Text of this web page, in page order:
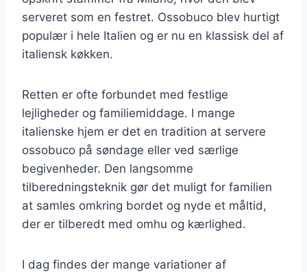
serveret som en festret. Ossobuco blev hurtigt
populær i hele Italien og er nu en klassisk del af
italiensk køkken.
Retten er ofte forbundet med festlige
lejligheder og familiemiddage. I mange
italienske hjem er det en tradition at servere
ossobuco på søndage eller ved særlige
begivenheder. Den langsomme
tilberedningsteknik gør det muligt for familien
at samles omkring bordet og nyde et måltid,
der er tilberedt med omhu og kærlighed.
I dag findes der mange variationer af